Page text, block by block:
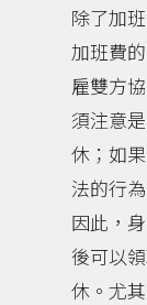
除了加
加班費
雇雙方
須注意
休；如
法的行
因此，
後可以
休。尤